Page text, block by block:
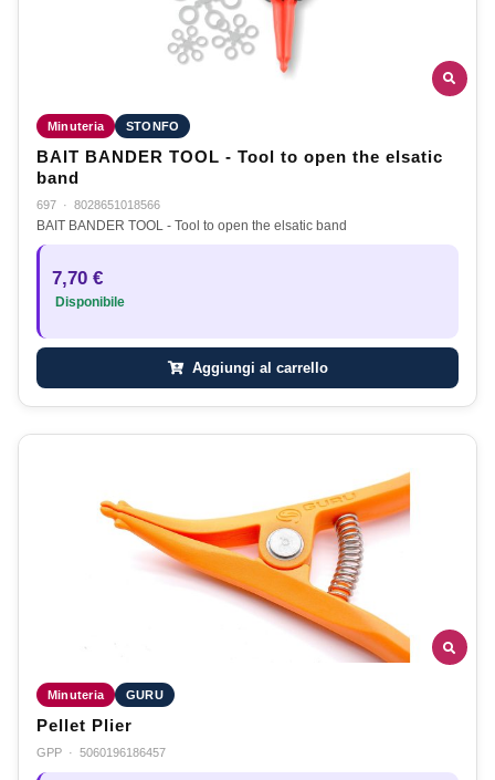
Minuteria STONFO
BAIT BANDER TOOL - Tool to open the elsatic
band
697 · 8028651018566
BAIT BANDER TOOL - Tool to open the elsatic band
7,70 €
Disponibile
Aggiungi al carrello
Minuteria GURU
Pellet Plier
GPP · 5060196186457